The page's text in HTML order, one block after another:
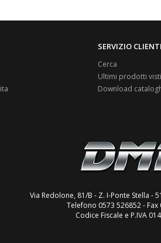
SERVIZIO CLIENTI
Cerca
Ultimi prodotti visti
Download
Via Redolone, 81/B - Z. I-Ponte Stella -
Telefono 0573 526852 - Fax
Codice Fiscale e P.IVA